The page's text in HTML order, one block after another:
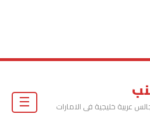
خليجية فى الامارات